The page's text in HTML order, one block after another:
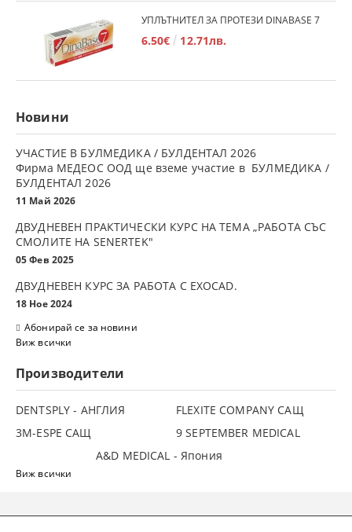
УПЛЪТНИТЕЛ ЗА ПРОТЕЗИ DINABASE 7
6.50€ 12.71лв.
Новини
УЧАСТИЕ В БУЛМЕДИКА / БУЛДЕНТАЛ 2026
Фирма МЕДЕОС ООД ще вземе участие в БУЛМЕДИКА /
БУЛДЕНТАЛ 2026
11 Май 2026
ДВУДНЕВЕН ПРАКТИЧЕСКИ КУРС НА ТЕМА „РАБОТА СЪС
СМОЛИТЕ НА SENERTEK"
05 Фев 2025
ДВУДНЕВЕН КУРС ЗА РАБОТА С ЕXOCAD.
18 Ное 2024
Абонирай се за новини
Виж всички
Производители
DENTSPLY - АНГЛИЯ
FLEXITE COMPANY САЩ
3М-ESPE САЩ
9 SEPTEMBER MEDICAL
A&D MEDICAL - Япония
Виж всички